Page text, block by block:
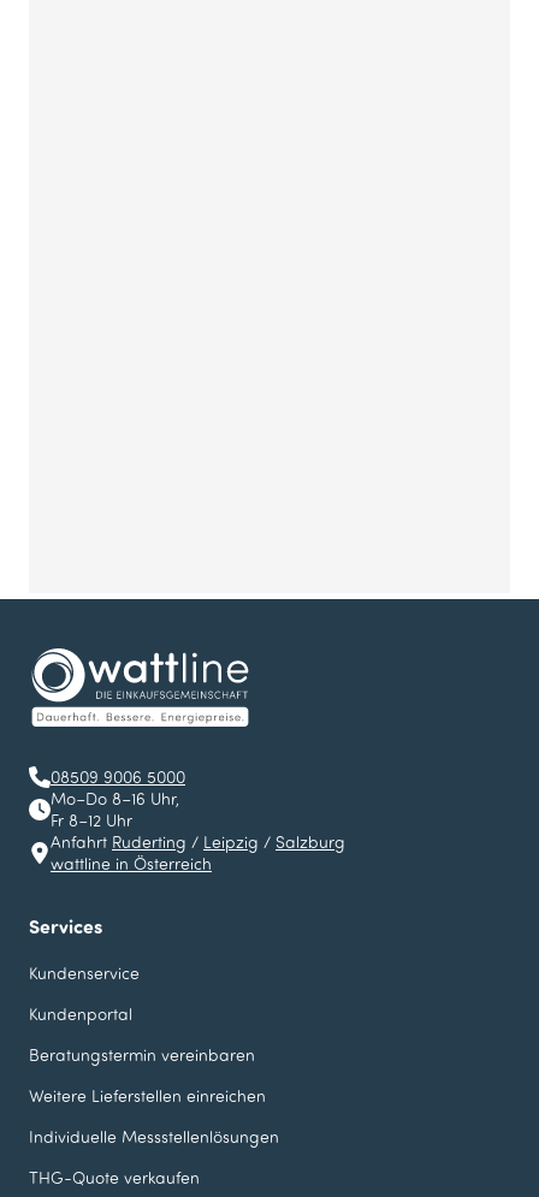
08509 9006 5000
Mo–Do 8–16 Uhr,
Fr 8–12 Uhr
Anfahrt Ruderting / Leipzig / Salzburg
wattline in Österreich
Services
Kundenservice
Kundenportal
Beratungstermin vereinbaren
Weitere Lieferstellen einreichen
Individuelle Messstellen­lösungen
THG-Quote verkaufen